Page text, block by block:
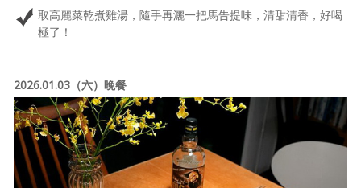
取高麗菜乾煮雞湯，隨手再灑一把馬告提味，清甜清香，好喝
極了！
2026.01.03（六）晚餐